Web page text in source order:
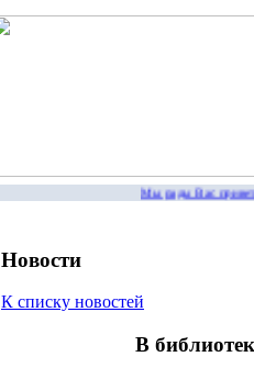
Мы рады Вас
Новости
К списку новостей
В